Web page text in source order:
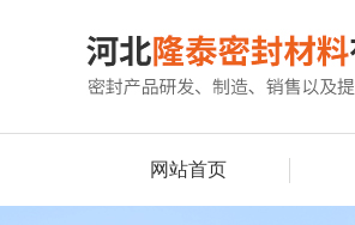
网站首页